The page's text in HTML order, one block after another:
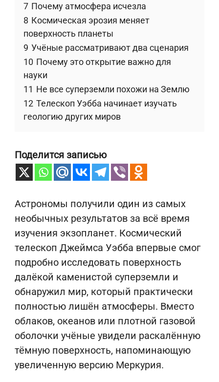
7 Почему атмосфера исчезла
8 Космическая эрозия меняет
поверхность планеты
9 Учёные рассматривают два сценария
10 Почему это открытие важно для
науки
11 Не все суперземли похожи на Землю
12 Телескоп Уэбба начинает изучать
геологию других миров
Поделится записью
Астрономы получили один из самых
необычных результатов за всё время
изучения экзопланет. Космический
телескоп Джеймса Уэбба впервые смог
подробно исследовать поверхность
далёкой каменистой суперземли и
обнаружил мир, который практически
полностью лишён атмосферы. Вместо
облаков, океанов или плотной газовой
оболочки учёные увидели раскалённую
тёмную поверхность, напоминающую
увеличенную версию Меркурия.